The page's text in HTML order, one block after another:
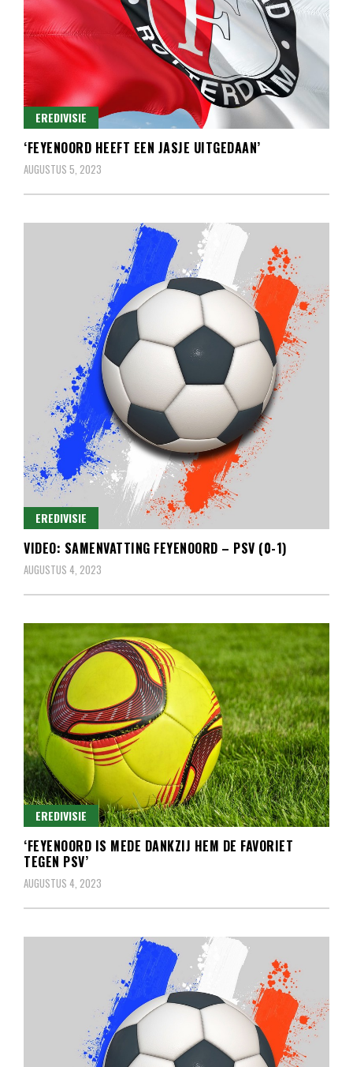
EREDIVISIE
‘FEYENOORD HEEFT EEN JASJE UITGEDAAN’
AUGUSTUS 5, 2023
EREDIVISIE
VIDEO: SAMENVATTING FEYENOORD – PSV (0-1)
AUGUSTUS 4, 2023
EREDIVISIE
‘FEYENOORD IS MEDE DANKZIJ HEM DE FAVORIET
TEGEN PSV’
AUGUSTUS 4, 2023